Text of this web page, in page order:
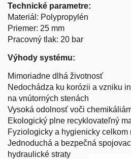
Technické parametre:
Materiál: Polypropylén
Priemer: 25 mm
Pracovný tlak: 20 bar
Výhody systému:
Mimoriadne dlhá životnosť
Nedochádza ku korózii a vzniku
na vnútorných stenách
Vysoká odolnosť voči
Ekologický plne recyklovateľný
Fyziologicky a hygienicky celkom
Jednoduchá a bezpečná
hydraulické straty